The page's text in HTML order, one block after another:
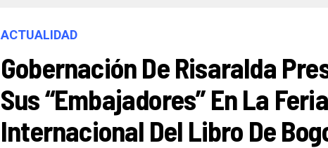
ACTUALIDAD
Gobernación De Risaralda
Sus “embajadores” En La Feria
Internacional Del Libro De